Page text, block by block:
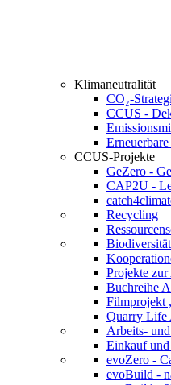
Klimaneutralität
CO₂-
CCUS -
CCUS-Projekte
GeZero -
CAP2U -
Recycling
Projekte
Buchreihe
Filmprojekt
Quarry Life
Arbeits-
Einkauf
evoZero -
evoBuild -